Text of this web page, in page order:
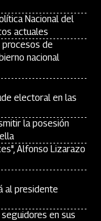
Nacional del
actuales
procesos de
nacional
electoral en las
la posesión
Alfonso Lizarazo
al presidente
en sus